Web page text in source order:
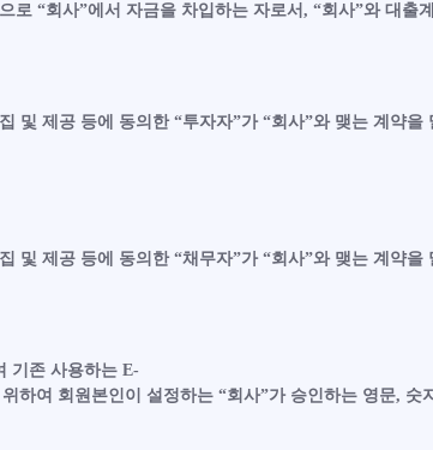
로 “회사”에서 자금을 차입하는 자로서, “회사”와 대출
및 제공 등에 동의한 “투자자”가 “회사”와 맺는 계약
및 제공 등에 동의한 “채무자”가 “회사”와 맺는 계약을
기존 사용하는 E-
하여 회원본인이 설정하는 “회사”가 승인하는 영문,